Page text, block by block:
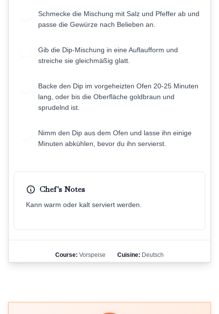
Schmecke die Mischung mit Salz und Pfeffer ab und
passe die Gewürze nach Belieben an.
Gib die Dip-Mischung in eine Auflaufform und
streiche sie gleichmäßig glatt.
Backe den Dip im vorgeheizten Ofen 20-25 Minuten
lang, oder bis die Oberfläche goldbraun und
sprudelnd ist.
Nimm den Dip aus dem Ofen und lasse ihn einige
Minuten abkühlen, bevor du ihn servierst.
Chef's Notes
Kann warm oder kalt serviert werden.
Course: Vorspeise Cuisine: Deutsch